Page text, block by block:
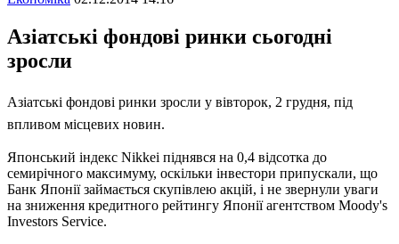
Азіатські фондові ринки сьогодні
зросли
Азіатські фондові ринки зросли у вівторок, 2 грудня, під
впливом місцевих новин.
Японський індекс Nikkei піднявся на 0,4 відсотка до
семирічного максимуму, оскільки інвестори припускали, що
Банк Японії займається скупівлею акцій, і не звернули уваги
на зниження кредитного рейтингу Японії агентством Moody's
Investors Service.